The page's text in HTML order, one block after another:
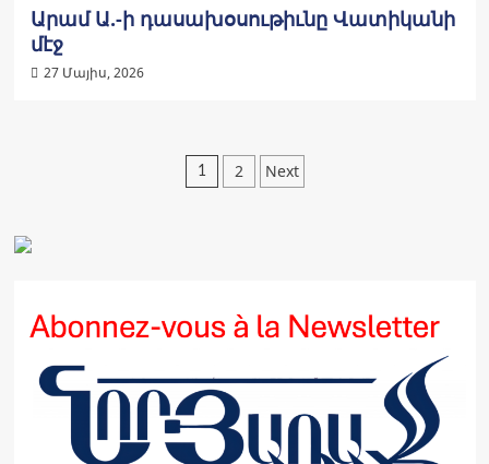
Արամ Ա.-ի դասախօսութիւնը Վատիկանի
մէջ
27 Մայիս, 2026
Posts
1 2 Next